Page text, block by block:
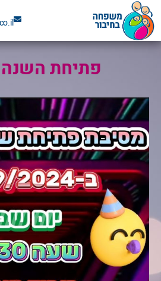
דילוג
לתוכן
פתיחת השנה